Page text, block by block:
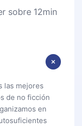
sobre 12min
las mejores
de no ficción
en